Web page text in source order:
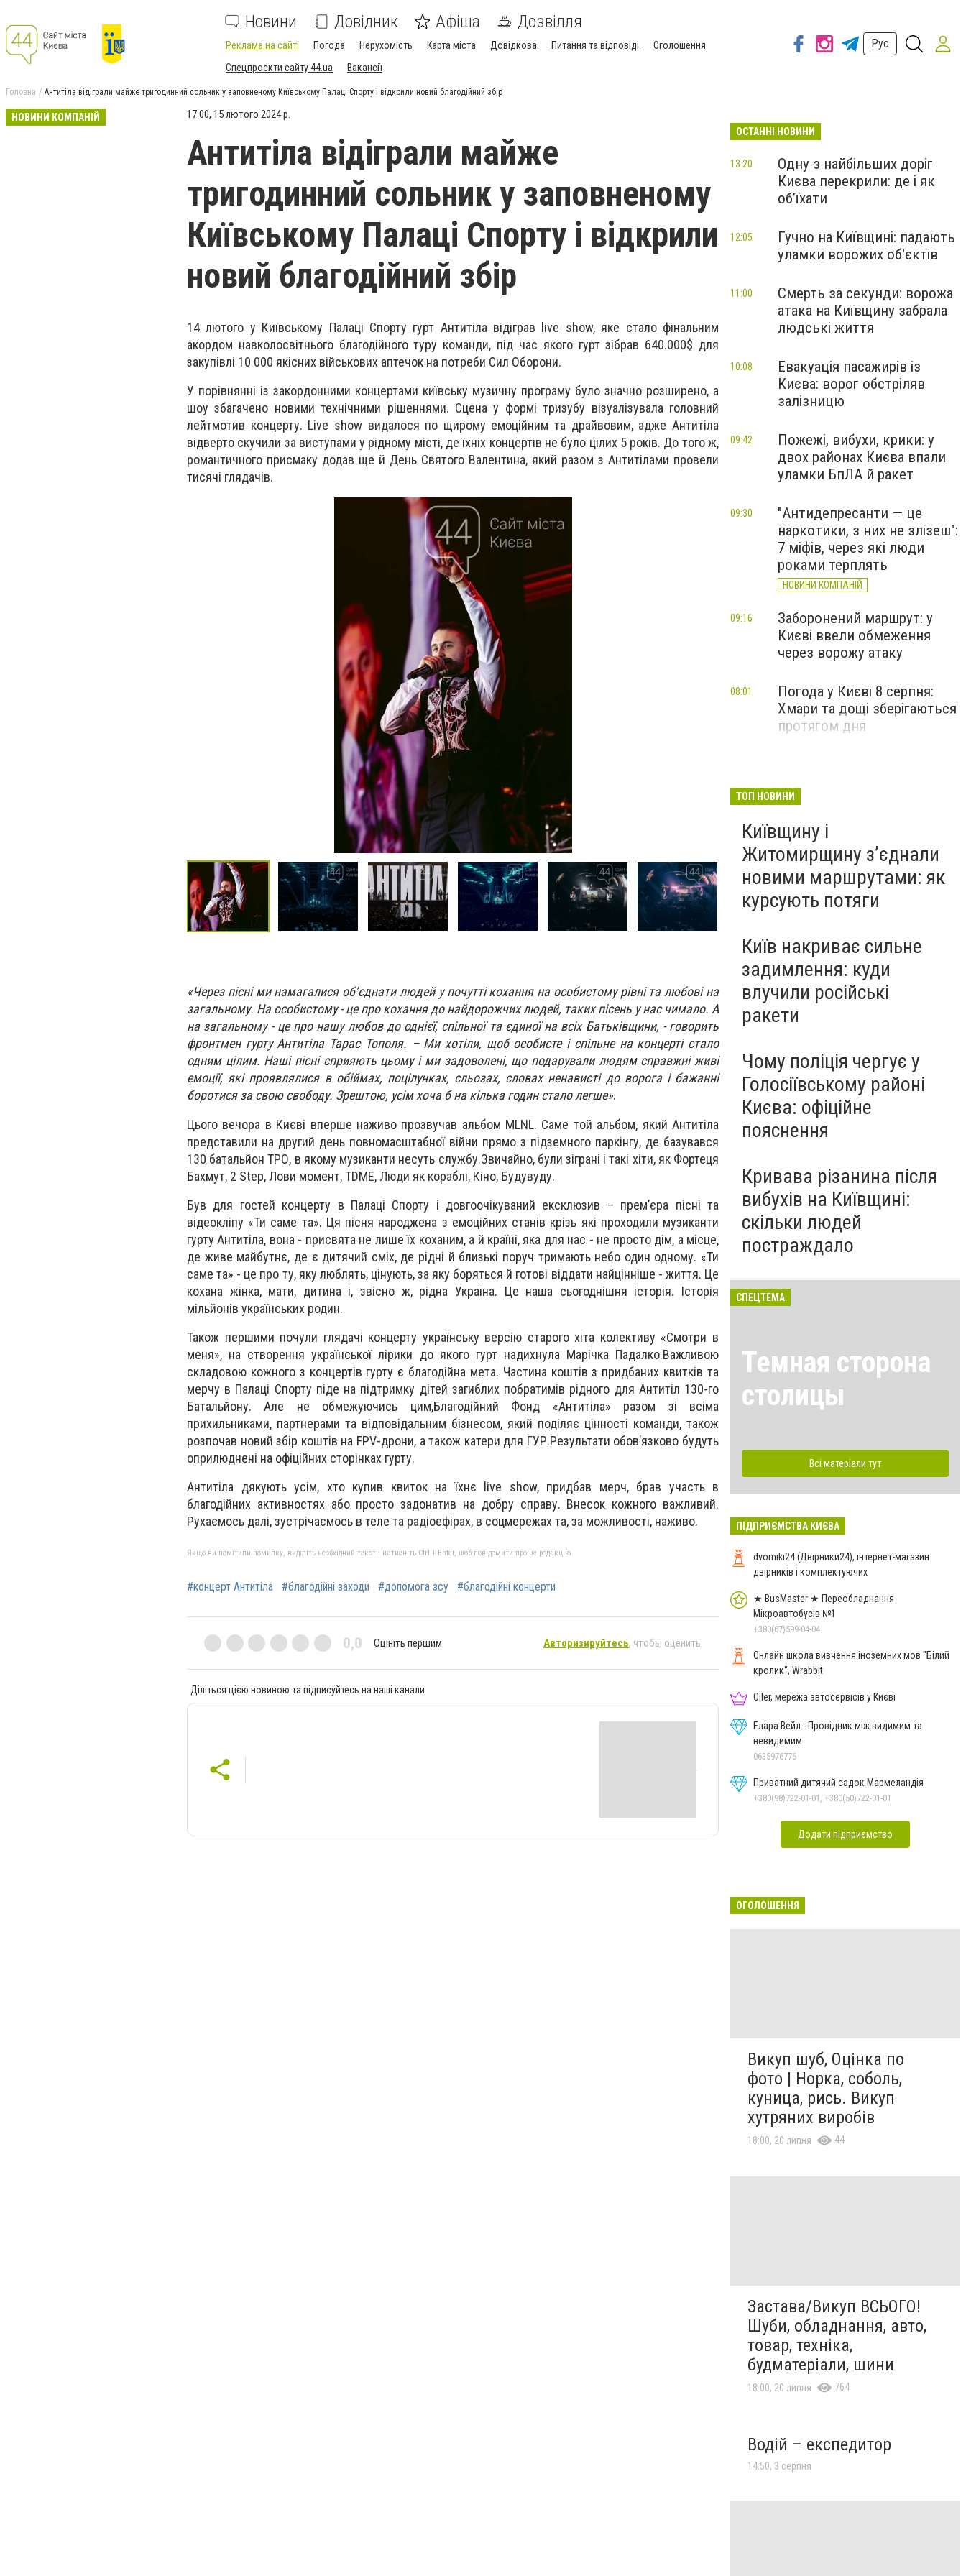
Новини Довідник Афіша Дозвілля
Реклама на сайті Погода Нерухомість Карта міста Довідкова Питання та відповіді
Оголошення
Спецпроєкти сайту 44.ua
Вакансії
Рус
Головна Антитіла відіграли майже тригодинний сольник у заповненому Київському Палаці Спорту і відкрили новий благодійний збір
НОВИНИ КОМПАНІЙ 17:00, 15 лютого 2024 р.
Антитіла відіграли майже
тригодинний сольник у заповненому
Київському Палаці Спорту і відкрили
новий благодійний збір
14 лютого у Київському Палаці Спорту гурт Антитіла відіграв live show, яке стало фінальним
акордом навколосвітнього благодійного туру команди, під час якого гурт зібрав 640.000$ для
закупівлі 10 000 якісних військових аптечок на потреби Сил Оборони.
У порівнянні із закордонними концертами київську музичну програму було значно розширено, а
шоу збагачено новими технічними рішеннями. Сцена у формі тризубу візуалізувала головний
лейтмотив концерту. Live show видалося по щирому емоційним та драйвовим, адже Антитіла
відверто скучили за виступами у рідному місті, де їхніх концертів не було цілих 5 років. До того ж,
романтичного присмаку додав ще й День Святого Валентина, який разом з Антитілами провели
тисячі глядачів.
«Через пісні ми намагалися об’єднати людей у почутті кохання на особистому рівні та любові на
загальному. На особистому - це про кохання до найдорожчих людей, таких пісень у нас чимало. А
на загальному - це про нашу любов до однієї, спільної та єдиної на всіх Батьківщини, - говорить
фронтмен гурту Антитіла Тарас Тополя. – Ми хотіли, щоб особисте і спільне на концерті стало
одним цілим. Наші пісні сприяють цьому і ми задоволені, що подарували людям справжні живі
емоції, які проявлялися в обіймах, поцілунках, сльозах, словах ненависті до ворога і бажанні
боротися за свою свободу. Зрештою, усім хоча б на кілька годин стало легше».
Цього вечора в Києві вперше наживо прозвучав альбом MLNL. Саме той альбом, який Антитіла
представили на другий день повномасштабної війни прямо з підземного паркінгу, де базувався
130 батальйон ТРО, в якому музиканти несуть службу.Звичайно, були зіграні і такі хіти, як Фортеця
Бахмут, 2 Step, Лови момент, TDME, Люди як кораблі, Кіно, Будувуду.
Був для гостей концерту в Палаці Спорту і довгоочікуваний ексклюзив – прем’єра пісні та
відеокліпу «Ти саме та». Ця пісня народжена з емоційних станів крізь які проходили музиканти
гурту Антитіла, вона - присвята не лише їх коханим, а й країні, яка для нас - не просто дім, а місце,
де живе майбутнє, де є дитячий сміх, де рідні й близькі поруч тримають небо один одному. «Ти
саме та» - це про ту, яку люблять, цінують, за яку боряться й готові віддати найцінніше - життя. Це
кохана жінка, мати, дитина і, звісно ж, рідна Україна. Це наша сьогоднішня історія. Історія
мільйонів українських родин.
Також першими почули глядачі концерту українську версію старого хіта колективу «Смотри в
меня», на створення української лірики до якого гурт надихнула Марічка Падалко.Важливою
складовою кожного з концертів гурту є благодійна мета. Частина коштів з придбаних квитків та
мерчу в Палаці Спорту піде на підтримку дітей загиблих побратимів рідного для Антитіл 130-го
Батальйону. Але не обмежуючись цим,Благодійний Фонд «Антитіла» разом зі всіма
прихильниками, партнерами та відповідальним бізнесом, який поділяє цінності команди, також
розпочав новий збір коштів на FPV-дрони, а також катери для ГУР.Результати обов’язково будуть
оприлюднені на офіційних сторінках гурту.
Антитіла дякують усім, хто купив квиток на їхнє live show, придбав мерч, брав участь в
благодійних активностях або просто задонатив на добру справу. Внесок кожного важливий.
Рухаємось далі, зустрічаємось в теле та радіоефірах, в соцмережах та, за можливості, наживо.
Якщо ви помітили помилку, виділіть необхідний текст і натисніть Ctrl + Enter, щоб повідомити про це редакцію
#концерт Антитіла #благодійні заходи #допомога зсу #благодійні концерти
0,0 Оцініть першим Авторизируйтесь, чтобы оценить
Діліться цією новиною та підписуйтесь на наші канали
ОСТАННІ НОВИНИ
Одну з найбільших доріг
Києва перекрили: де і як
об’їхати
13:20
Гучно на Київщині: падають
уламки ворожих об'єктів
12:05
Смерть за секунди: ворожа
атака на Київщину забрала
людські життя
11:00
Евакуація пасажирів із
Києва: ворог обстріляв
залізницю
10:08
Пожежі, вибухи, крики: у
двох районах Києва впали
уламки БпЛА й ракет
09:42
"Антидепресанти — це
наркотики, з них не злізеш":
7 міфів, через які люди
роками терплять
НОВИНИ КОМПАНІЙ
09:30
Заборонений маршрут: у
Києві ввели обмеження
через ворожу атаку
09:16
Погода у Києві 8 серпня:
Хмари та дощі зберігаються
протягом дня
08:01
ТОП НОВИНИ
Київщину і
Житомирщину з’єднали
новими маршрутами: як
курсують потяги
Київ накриває сильне
задимлення: куди
влучили російські
ракети
Чому поліція чергує у
Голосіївському районі
Києва: офіційне
пояснення
Кривава різанина після
вибухів на Київщині:
скільки людей
постраждало
СПЕЦТЕМА
Темная сторона
столицы
Всі матеріали тут
ПІДПРИЄМСТВА КИЄВА
dvorniki24 (Двірники24), інтернет-магазин
двірників і комплектуючих
★ BusMaster ★ Переобладнання
Мікроавтобусів №1
+380(67)599-04-04
Онлайн школа вивчення іноземних мов "Білий
кролик", Wrabbit
Oiler, мережа автосервісів у Києві
Елара Вейл - Провідник між видимим та
невидимим
0635976776
Приватний дитячий садок Мармеландія
+380(98)722-01-01, +380(50)722-01-01
Додати підприємство
ОГОЛОШЕННЯ
Викуп шуб, Оцінка по
фото | Норка, соболь,
куница, рись. Викуп
хутряних виробів
18:00, 20 липня 44
Застава/Викуп ВСЬОГО!
Шуби, обладнання, авто,
товар, техніка,
будматеріали, шини
18:00, 20 липня 764
Водій – експедитор
14:50, 3 серпня